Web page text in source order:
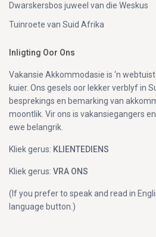
Dwarskersbos juweel van die Weskus
Tuinroete van Suid Afrika
Inligting Oor Ons
Vakansie Akkommodasie is ‘n
kuier. Ons gesels oor lekker verblyf in
besprekings en bemarking van
moontlik. Vir ons is vakansiegangers
ewe belangrik.
Kliek gerus: KLIENTEDIENS
Kliek gerus:VRA ONS
(If you prefer to speak and read in
language button.)